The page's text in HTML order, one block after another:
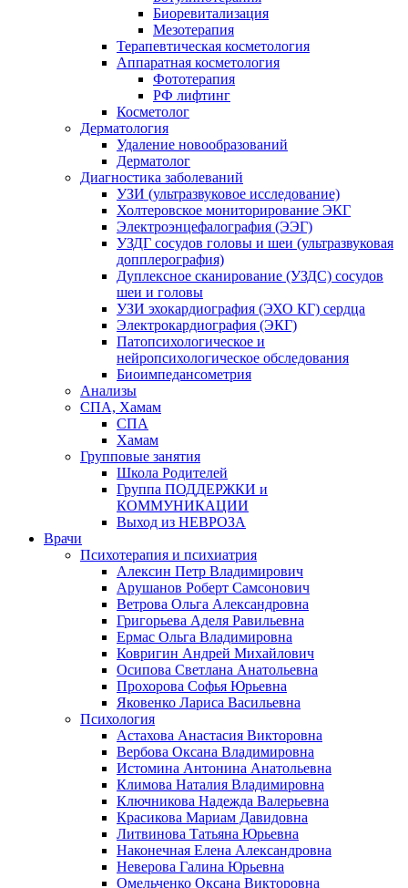
Биоревитализация
Мезотерапия
Терапевтическая косметология
Аппаратная косметология
Фототерапия
РФ лифтинг
Косметолог
Дерматология
Удаление новообразований
Дерматолог
Диагностика заболеваний
УЗИ (ультразвуковое исследование)
Холтеровское мониторирование ЭКГ
Электроэнцефалография (ЭЭГ)
УЗДГ сосудов головы и шеи (ультразвуковая
допплерография)
Дуплексное сканирование (УЗДС) сосудов
шеи и головы
УЗИ эхокардиография (ЭХО КГ) сердца
Электрокардиография (ЭКГ)
Патопсихологическое и
нейропсихологическое обследования
Биоимпедансометрия
Анализы
СПА, Хамам
СПА
Хамам
Групповые занятия
Школа Родителей
Группа ПОДДЕРЖКИ и
КОММУНИКАЦИИ
Выход из НЕВРОЗА
Врачи
Психотерапия и психиатрия
Алексин Петр Владимирович
Арушанов Роберт Самсонович
Ветрова Ольга Александровна
Григорьева Аделя Равильевна
Ермас Ольга Владимировна
Ковригин Андрей Михайлович
Осипова Светлана Анатольевна
Прохорова Софья Юрьевна
Яковенко Лариса Васильевна
Психология
Астахова Анастасия Викторовна
Вербова Оксана Владимировна
Истомина Антонина Анатольевна
Климова Наталия Владимировна
Ключникова Надежда Валерьевна
Красикова Мариам Давидовна
Литвинова Татьяна Юрьевна
Наконечная Елена Александровна
Неверова Галина Юрьевна
Омельченко Оксана Викторовна